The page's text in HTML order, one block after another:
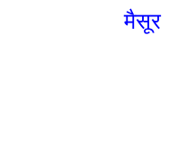
मैसूर